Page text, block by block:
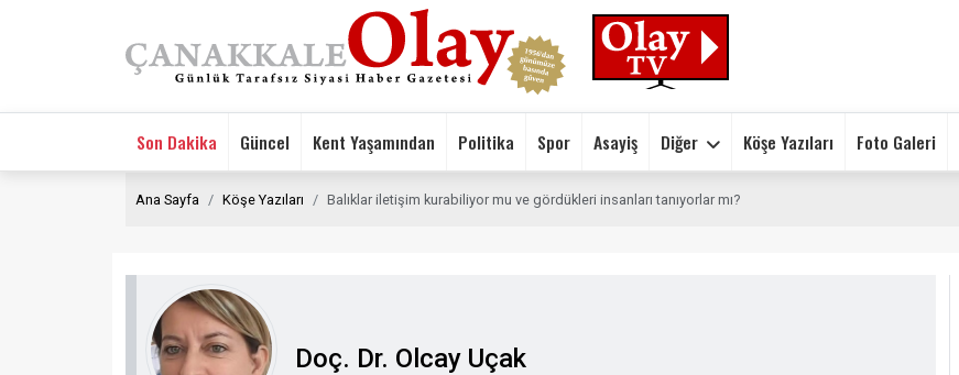
Son Dakika Güncel Kent Yaşamından Politika Spor Asayiş Diğer Köşe Yazıları Foto Galeri
Ana Sayfa Köşe Yazıları Balıklar iletişim kurabiliyor mu ve gördükleri insanları tanıyorlar mı?
Doç. Dr. Olcay Uçak